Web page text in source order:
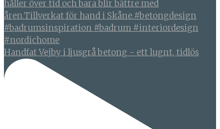
Handfat Vejby i ljusgrå betong - ett lugnt, tidlös